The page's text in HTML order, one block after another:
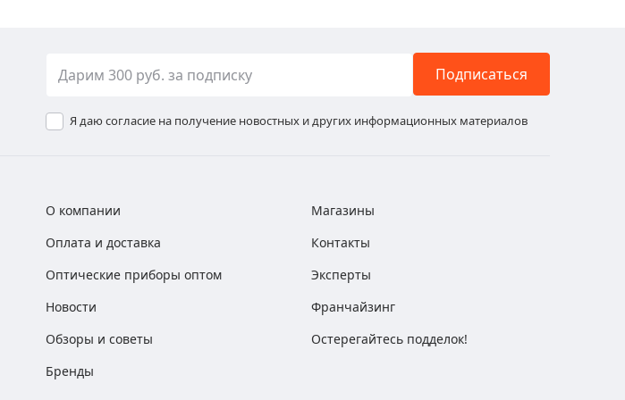
Подписаться
Я даю согласие на получение новостных и других информационных материалов
О компании
Оплата и доставка
Оптические приборы оптом
Новости
Обзоры и советы
Бренды
Магазины
Контакты
Эксперты
Франчайзинг
Остерегайтесь подделок!